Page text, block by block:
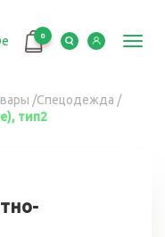
0
/Спецодежда /
тип2